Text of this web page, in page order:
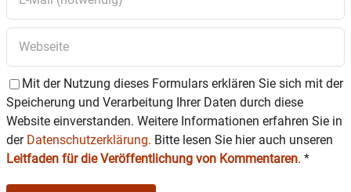
Mit der Nutzung dieses Formulars erklären Sie sich mit der
Speicherung und Verarbeitung Ihrer Daten durch diese
Website einverstanden. Weitere Informationen erfahren Sie in
der Datenschutzerklärung. Bitte lesen Sie hier auch unseren
Leitfaden für die Veröffentlichung von Kommentaren. *